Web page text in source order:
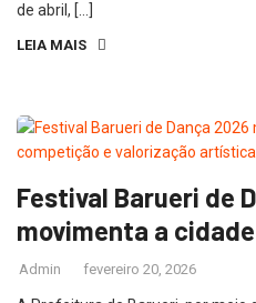
de abril, […]
LEIA MAIS
Festival Barueri de
movimenta a
Admin fevereiro 20, 2026